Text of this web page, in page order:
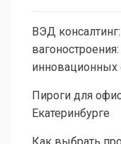
ВЭД
инновационных
Пироги для
Екатеринбурге
Как выбрать